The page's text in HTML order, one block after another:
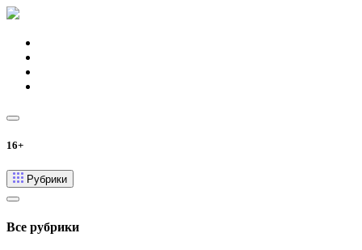
16+
Рубрики
Все рубрики